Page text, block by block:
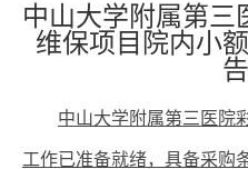
中山大学附属第三
维保项目院内小
告
中山大学附属第三医院
工作已准备就绪，具备采购